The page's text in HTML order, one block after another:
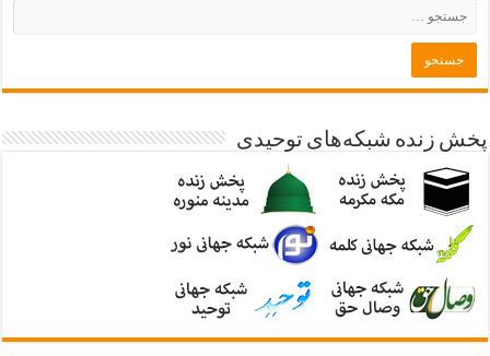
پخش زنده شبکه‌های توحیدی